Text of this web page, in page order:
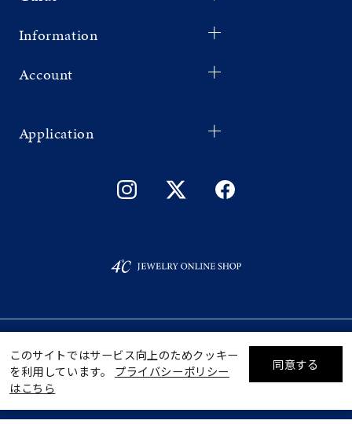
絞り込んで検索する
Information
Account
Application
このサイトではサービス向上のためクッキー
を利用しています。 プライバシーポリシー
はこちら
同意する